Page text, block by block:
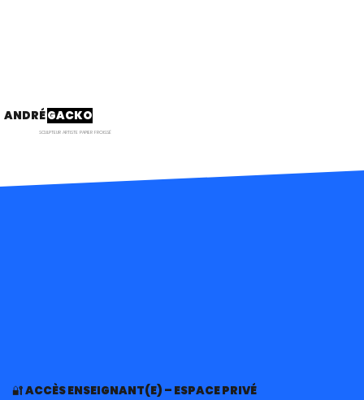
ANDRÉGACKO
SCULPTEUR ARTISTE PAPIER FROISSÉ
🔐 ACCÈS ENSEIGNANT(E) – ESPACE PRIVÉ